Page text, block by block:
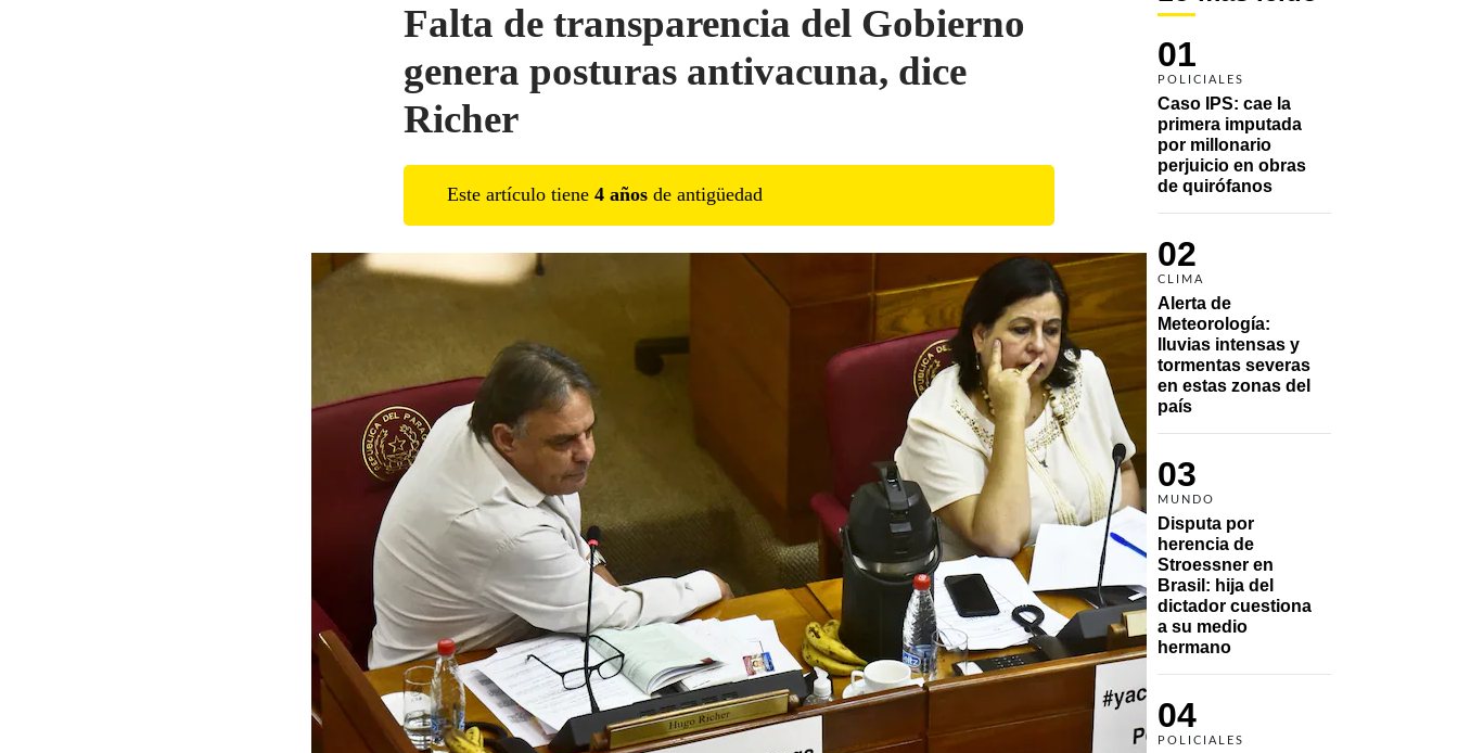
01
POLICIALES
Caso IPS: cae la
primera imputada
por millonario
perjuicio en obras
de quirófanos
02
CLIMA
Alerta de
Meteorología:
lluvias intensas y
tormentas severas
en estas zonas del
país
03
MUNDO
Disputa por
herencia de
Stroessner en
Brasil: hija del
dictador cuestiona
a su medio
hermano
04
POLICIALES
Falta de transparencia del Gobierno
genera posturas antivacuna, dice
Richer
Este artículo tiene 4 años de antigüedad